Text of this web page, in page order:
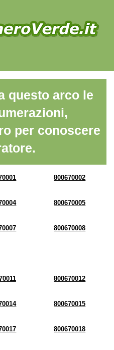
questo arco le
per conoscere
800670002
800670005
800670008
800670012
800670015
800670018